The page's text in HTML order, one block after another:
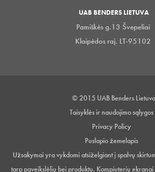
UAB BENDERS LIETUVA
Pamiškės g.13 Švepeliai
Klaipėdos raj. LT-95102
© 2015 UAB Benders Lietuva
Taisyklės ir naudojimo sąlygos
Privacy Policy
Puslapio žemelapis
Užsakymai yra vykdomi atsiželgiant į spalvų
tarp paveikslėlių bei produktų. Kompiuterių